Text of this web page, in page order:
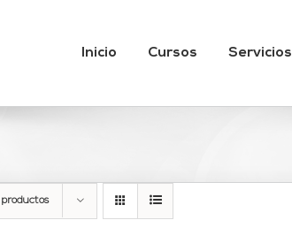
Inicio Cursos Servicios